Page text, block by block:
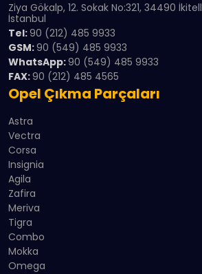
Ziya Gökalp, 12. Sokak No:321, 34490
İstanbul
Tel:90 (212) 485 9933
GSM:90 (549) 485 9933
WhatsApp:90 (549) 485 9933
FAX:90 (212) 485 4565
Opel Çıkma Parçaları
Astra
Vectra
Corsa
Insignia
Agila
Zafira
Meriva
Tigra
Combo
Mokka
Omega